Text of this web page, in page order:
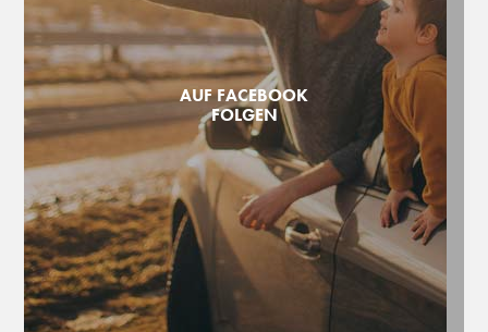
AUF FACEBOOK
FOLGEN